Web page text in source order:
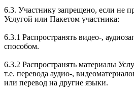
6.3. Участнику запрещено, если не
Услугой или Пакетом участника:
6.3.1 Распространять видео-,
способом.
6.3.2 Распространять материалы
т.е. перевода аудио-,
или перевод на другие языки.